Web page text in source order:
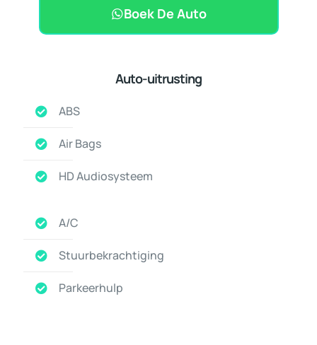
Boek De Auto
Auto-uitrusting
ABS
Air Bags
HD Audiosysteem
A/C
Stuurbekrachtiging
Parkeerhulp